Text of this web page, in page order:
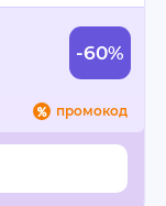
-60%
промокод